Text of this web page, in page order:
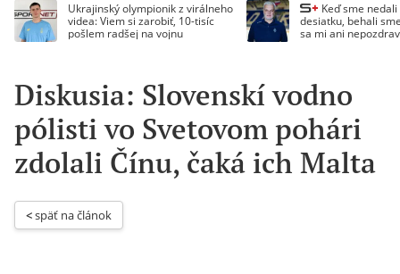
Ukrajinský olympionik z virálneho
videa: Viem si zarobiť, 10-tisíc
pošlem radšej na vojnu
Keď sme
desiatku, behali
sa mi ani
Diskusia: Slovenskí vodno
pólisti vo Svetovom pohári
zdolali Čínu, čaká ich Malta
< späť na článok